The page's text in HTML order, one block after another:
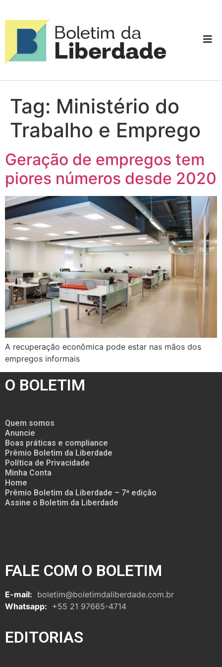
Tag: Ministério do
Trabalho e Emprego
Geração de empregos tem
piores números desde 2020
A recuperação econômica pode estar nas mãos dos
empregos informais
O BOLETIM
Quem somos
Anuncie
Boas práticas e compliance
Prêmio Boletim da Liberdade
Política de Privacidade
Minha Conta
Home
Prêmio Boletim da Liberdade – 7ª edição
Assine o Boletim da Liberdade
FALE COM O BOLETIM
E-mail: boletim@boletimdaliberdade.com.br
Whatsapp: +55 21 97665-4714
EDITORIAS